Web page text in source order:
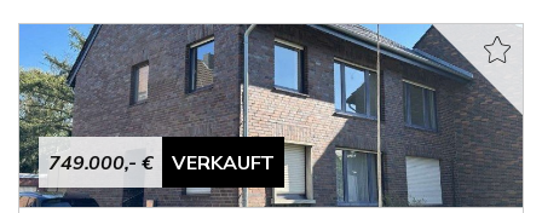
749.000,- € VERKAUFT